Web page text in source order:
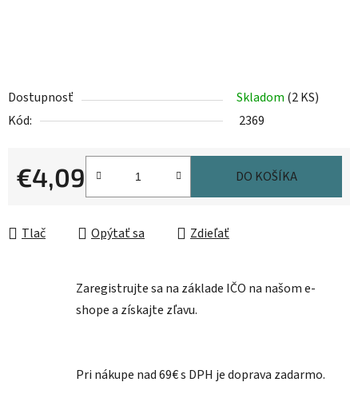
Dostupnosť Skladom (2 KS)
Kód:
2369
€4,09
Jednotková cena:
DO KOŠÍKA
Tlač Opýtať sa Zdieľať
Zaregistrujte sa na základe IČO na našom e-
shope a získajte zľavu.
Pri nákupe nad 69€ s DPH je doprava zadarmo.